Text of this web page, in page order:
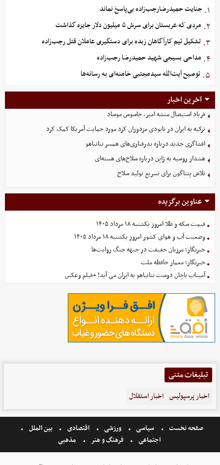
۱. جنایت حمیدرضارجب‌زاده بی‌پاسخ نماند
۲. مردی که عربستان برای سرش ۵ میلیون دلار جایزه گذاشت
۳. تشکیل تیم کارآگاهان زبده برای دستگیری عاملان قتل رجب‌زاده
۴. مداحی بسیجی شهید حمیدرضا رجب‌زاده
۵. توصیح آیت‌الله سیدمجتبی خامنه‌ای به رسانه‌ها
آخرین اخبار
فریاد استیصال منشه امیر، جاسوس موساد
ترکیه به ایران در نابودی مزدوران کرد مورد حمایت آمریکا کمک کرد
افشاگری جدید درباره بدرفتاری‌های همسر نتانیاهو
هشدار روسیه به ژاپن درباره سلاح‌های هسته‌ای
تلاش پنتاگون برای تسریع تولید سلاح
عناوین برگزیده
قیمت سکه و طلا امروز یکشنبه ۱۸ مرداد ۱۴۰۵
وضعیت آب و هوای کشور امروز یکشنبه ۱۸ مرداد ۱۴۰۵
خبرنگار؛ مرزبان حقیقت در جبهه جنگ روایت‌ها
خبرنگار؛ معمار حافظه ملت
آمیتاب باچان دوست نتانیاهو به ایران می آید! +فیلم وعکس
تبلیغات متنی
اخبار پرسپولیس اخبار استقلال
صفحه نخست سیاسی ورزشی اقتصادی
بین الملل
اجتماعی
فرهنگ و هنر مذهبی